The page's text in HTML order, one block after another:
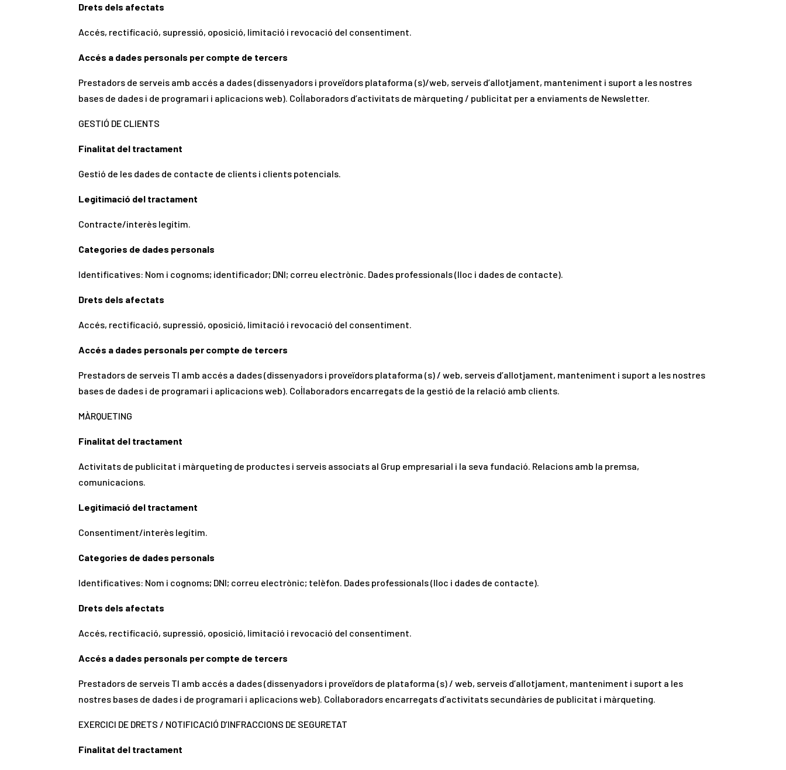
Drets dels afectats
Accés, rectificació, supressió, oposició, limitació i revocació del consentiment.
Accés a dades personals per compte de tercers
Prestadors de serveis amb accés a dades (dissenyadors i proveïdors plataforma (s)/web, serveis d’allotjament, manteniment i suport a les nostres
bases de dades i de programari i aplicacions web). Col·laboradors d’activitats de màrqueting / publicitat per a enviaments de Newsletter.
GESTIÓ DE CLIENTS
Finalitat del tractament
Gestió de les dades de contacte de clients i clients potencials.
Legitimació del tractament
Contracte/interès legítim.
Categories de dades personals
Identificatives: Nom i cognoms; identificador; DNI; correu electrònic. Dades professionals (lloc i dades de contacte).
Drets dels afectats
Accés, rectificació, supressió, oposició, limitació i revocació del consentiment.
Accés a dades personals per compte de tercers
Prestadors de serveis TI amb accés a dades (dissenyadors i proveïdors plataforma (s) / web, serveis d’allotjament, manteniment i suport a les nostres
bases de dades i de programari i aplicacions web). Col·laboradors encarregats de la gestió de la relació amb clients.
MÀRQUETING
Finalitat del tractament
Activitats de publicitat i màrqueting de productes i serveis associats al Grup empresarial i la seva fundació. Relacions amb la premsa,
comunicacions.
Legitimació del tractament
Consentiment/interès legítim.
Categories de dades personals
Identificatives: Nom i cognoms; DNI; correu electrònic; telèfon. Dades professionals (lloc i dades de contacte).
Drets dels afectats
Accés, rectificació, supressió, oposició, limitació i revocació del consentiment.
Accés a dades personals per compte de tercers
Prestadors de serveis TI amb accés a dades (dissenyadors i proveïdors de plataforma (s) / web, serveis d’allotjament, manteniment i suport a les
nostres bases de dades i de programari i aplicacions web). Col·laboradors encarregats d’activitats secundàries de publicitat i màrqueting.
EXERCICI DE DRETS / NOTIFICACIÓ D’INFRACCIONS DE SEGURETAT
Finalitat del tractament